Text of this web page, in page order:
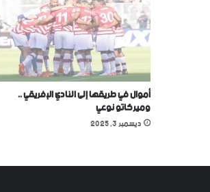
أموال في طريقها إلى النادي الإفريقي ..
وميركاتو نوعي
ديسمبر 3, 2025